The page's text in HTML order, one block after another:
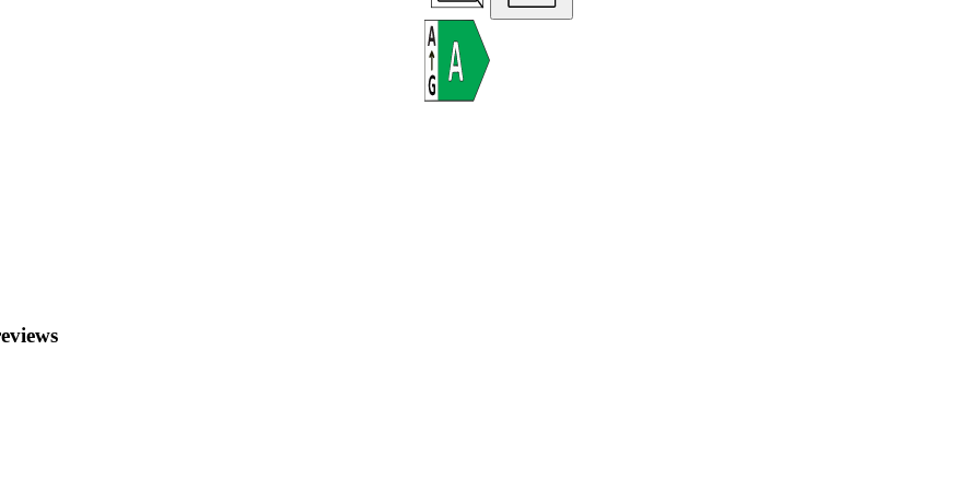
MP om jezelf op beeld te zetten met je beste vrienden en verlies geen enkel
detail in de foto. Video’s film je in 4K, en slowmotion video’sfilm je tot wel
240 beelden per seconde. Die skateboard-stunt die jou nooit meer opnieuw lukt
kun je in elk geval prachtig terugkijken. AI optimaliseert je foto’s en video’s
zodat je altijd de juiste helderheid, belichting en kleur hebt.